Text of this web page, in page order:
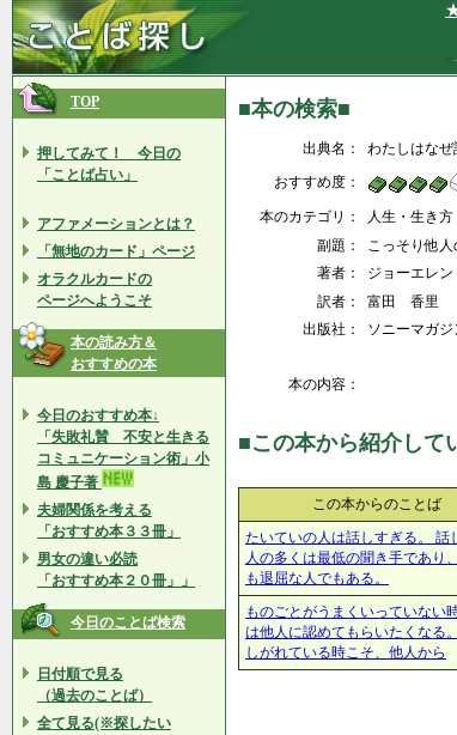
★私
TOP
押してみて！ 今日の
「ことば占い」
アファメーションとは？
「無地のカード」ページ
オラクルカードの
ページへようこそ
本の読み方＆
おすすめの本
今日のおすすめ本↓
「失敗礼賛 不安と生きる
コミュニケーション術」小
島 慶子著
夫婦関係を考える
「おすすめ本３３冊」
男女の違い必読
「おすすめ本２０冊」」
今日のことば検索
日付順で見る
（過去のことば）
全て見る(※探したい
■本の検索■
出典名：
わたしはな
おすすめ度：
本のカテゴリ：
人生・生き方
副題：
こっそり他
著者：
ジョーエレ
訳者：
富田 香里
出版社：
ソニーマガジ
本の内容：
■この本から紹介して
この本からのことば
たいていの人は話しすぎる。 話
人の多くは最低の聞き手であり
も退屈な人でもある。
ものごとがうまくいっていない
は他人に認めてもらいたくなる
しがれている時こそ、他人から